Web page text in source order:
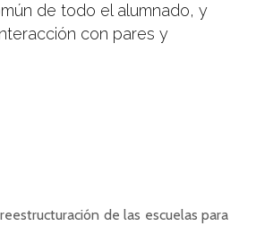
de todo el alumnado, y
con pares y
de las escuelas para